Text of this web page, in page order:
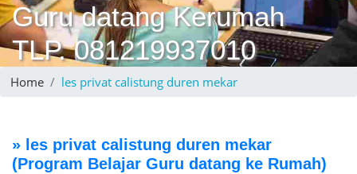
Guru datang Kerumah
TLP. 081219937010
Home les privat calistung duren mekar
» les privat calistung duren mekar
(Program Belajar Guru datang ke Rumah)